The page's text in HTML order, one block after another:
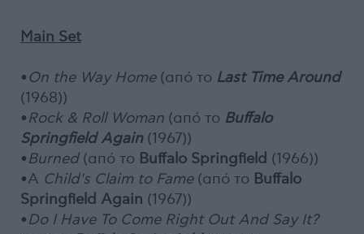
Main Set
•On the Way Home(από το Last Time Around
(1968))
•Rock & Roll Woman (από το Buffalo
Springfield Again(1967))
•Burned(από το Buffalo Springfield (1966))
•A Child's Claim to Fame(από το Buffalo
Springfield Again (1967))
•Do I Have To Come Right Out And Say It?